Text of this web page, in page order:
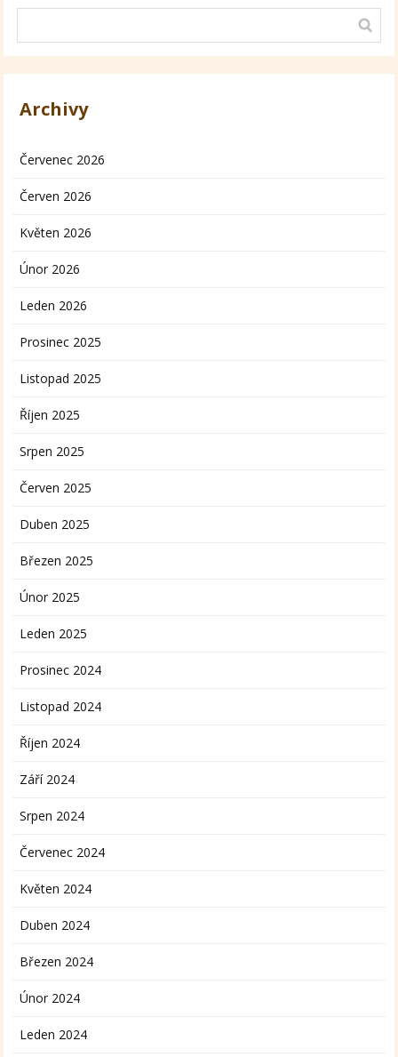
Archivy
Červenec 2026
Červen 2026
Květen 2026
Únor 2026
Leden 2026
Prosinec 2025
Listopad 2025
Říjen 2025
Srpen 2025
Červen 2025
Duben 2025
Březen 2025
Únor 2025
Leden 2025
Prosinec 2024
Listopad 2024
Říjen 2024
Září 2024
Srpen 2024
Červenec 2024
Květen 2024
Duben 2024
Březen 2024
Únor 2024
Leden 2024